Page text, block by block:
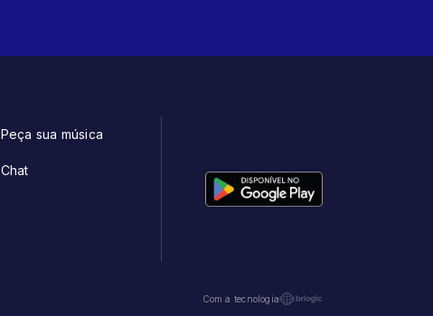
Peça sua música
Chat
Com a tecnologia